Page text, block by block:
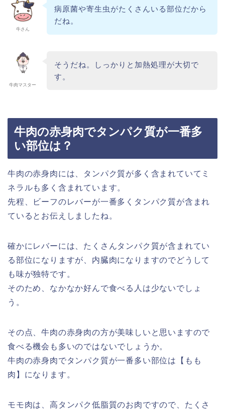
牛さん
病原菌や寄生虫がたくさんいる部位だから
だね。
牛肉マスター
そうだね。しっかりと加熱処理が大切で
す。
牛肉の赤身肉でタンパク質が一番多
い部位は？
牛肉の赤身肉には、タンパク質が多く含まれていてミ
ネラルも多く含まれています。
先程、ビーフのレバーが一番多くタンパク質が含まれ
ているとお伝えしましたね。
確かにレバーには、たくさんタンパク質が含まれてい
る部位になりますが、内臓肉になりますのでどうして
も味が独特です。
そのため、なかなか好んで食べる人は少ないでしょ
う。
その点、牛肉の赤身肉の方が美味しいと思いますので
食べる機会も多いのではないでしょうか。
牛肉の赤身肉でタンパク質が一番多い部位は【もも
肉】になります。
モモ肉は、高タンパク低脂質のお肉ですので、たくさ